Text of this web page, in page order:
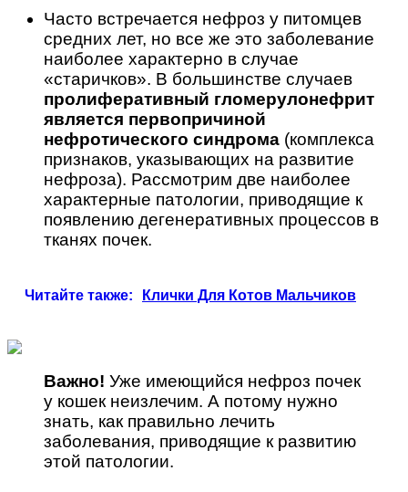
Часто встречается нефроз у питомцев
средних лет, но все же это заболевание
наиболее характерно в случае
«старичков». В большинстве случаев
пролиферативный гломерулонефрит
является первопричиной
нефротического синдрома (комплекса
признаков, указывающих на развитие
нефроза). Рассмотрим две наиболее
характерные патологии, приводящие к
появлению дегенеративных процессов в
тканях почек.
Читайте также: Клички Для Котов Мальчиков
Важно! Уже имеющийся нефроз почек
у кошек неизлечим. А потому нужно
знать, как правильно лечить
заболевания, приводящие к развитию
этой патологии.